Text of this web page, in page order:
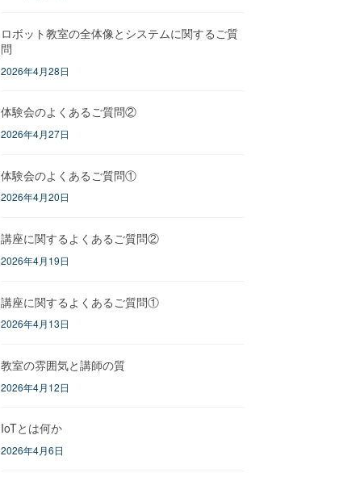
ロボット教室の全体像とシステムに関するご質
問
2026年4月28日
体験会のよくあるご質問②
2026年4月27日
体験会のよくあるご質問①
2026年4月20日
講座に関するよくあるご質問②
2026年4月19日
講座に関するよくあるご質問①
2026年4月13日
教室の雰囲気と講師の質
2026年4月12日
IoTとは何か
2026年4月6日